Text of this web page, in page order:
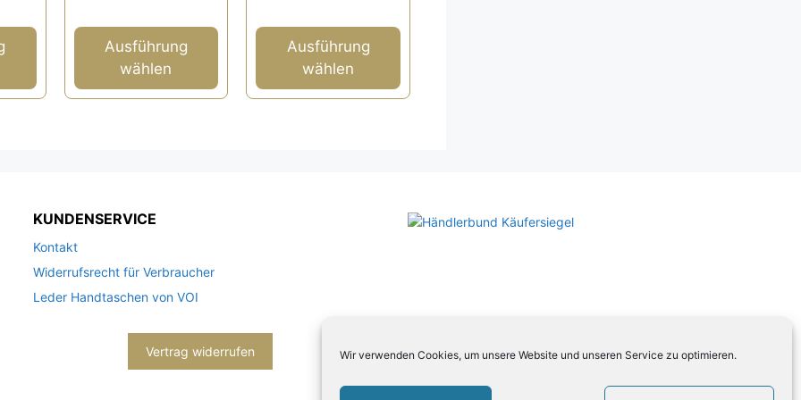
Wir verwenden Cookies, um unsere Website und unseren Service zu optimieren.
Ausführung
wählen
werden
Ausführung
wählen
werden
KUNDENSERVICE
Kontakt
Widerrufsrecht für Verbraucher
Leder Handtaschen von VOI
Vertrag widerrufen